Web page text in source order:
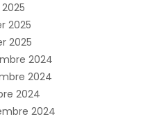
2025
2025
2024
2024
2024
2024